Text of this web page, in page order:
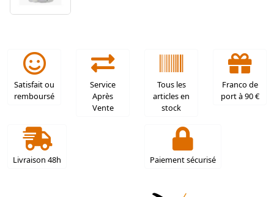
Satisfait ou
remboursé
Service
Après
Vente
Tous les
articles en
stock
Franco de
port à 90 €
Livraison 48h Paiement sécurisé